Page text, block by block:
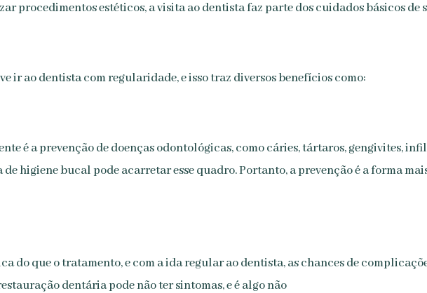
procedimentos estéticos, a visita ao dentista faz parte dos cuidados básicos de
ir ao dentista com regularidade, e isso traz diversos benefícios como:
é a prevenção de doenças odontológicas, como cáries, tártaros, gengivites,
higiene bucal pode acarretar esse quadro. Portanto, a prevenção é a forma
do que o tratamento, e com a ida regular ao dentista, as chances de
dentária pode não ter sintomas, e é algo não